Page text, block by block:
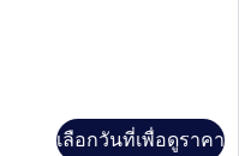
เลือกวันที่เพื่อดูราคา